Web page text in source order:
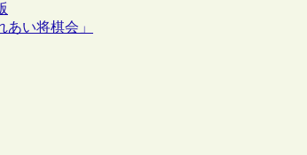
い将棋会」